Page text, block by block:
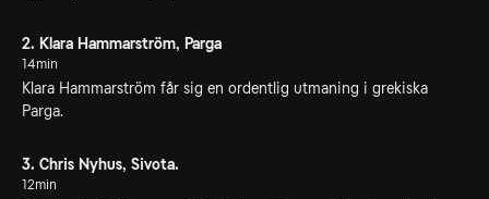
2. Klara Hammarström, Parga
14min
Klara Hammarström får sig en ordentlig utmaning i grekiska
Parga.
3. Chris Nyhus, Sivota.
12min